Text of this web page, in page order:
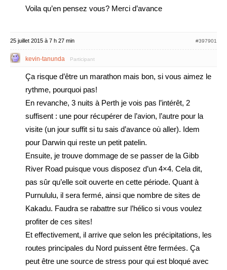
Voila qu’en pensez vous? Merci d’avance
25 juillet 2015 à 7 h 27 min #397901
kevin-tanunda Participant
Ça risque d’être un marathon mais bon, si vous aimez le
rythme, pourquoi pas!
En revanche, 3 nuits à Perth je vois pas l’intérêt, 2
suffisent : une pour récupérer de l’avion, l’autre pour la
visite (un jour suffit si tu sais d’avance où aller). Idem
pour Darwin qui reste un petit patelin.
Ensuite, je trouve dommage de se passer de la Gibb
River Road puisque vous disposez d’un 4×4. Cela dit,
pas sûr qu’elle soit ouverte en cette période. Quant à
Purnululu, il sera fermé, ainsi que nombre de sites de
Kakadu. Faudra se rabattre sur l’hélico si vous voulez
profiter de ces sites!
Et effectivement, il arrive que selon les précipitations, les
routes principales du Nord puissent être fermées. Ça
peut être une source de stress pour qui est bloqué avec